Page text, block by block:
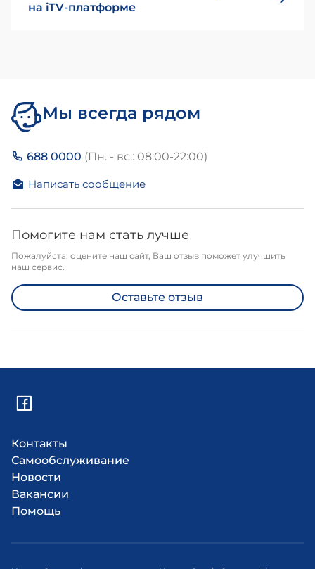
на iTV-платформе
Мы всегда рядом
688 0000 (Пн. - вс.: 08:00-22:00)
Написать сообщение
Помогите нам стать лучше
Пожалуйста, оцените наш сайт, Ваш отзыв поможет улучшить
наш сервис.
Оставьте отзыв
Контакты
Самообслуживание
Новости
Вакансии
Помощь